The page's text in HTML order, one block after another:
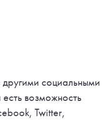
другими социальными
возможность
Twitter,